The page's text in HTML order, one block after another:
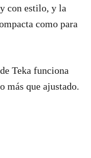
con estilo, y la
como para
Teka funciona
más que ajustado.